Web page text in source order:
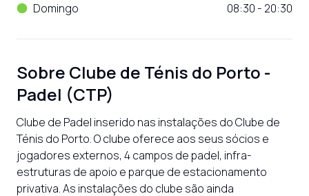
Domingo
08:30 - 20:30
Sobre Clube de Ténis do Porto -
Padel (CTP)
Clube de Padel inserido nas instalações do Clube de
Ténis do Porto. O clube oferece aos seus sócios e
jogadores externos, 4 campos de padel, infra-
estruturas de apoio e parque de estacionamento
privativa. As instalações do clube são ainda